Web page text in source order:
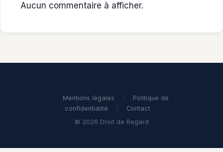
Aucun commentaire à afficher.
Mentions légales
Politique de
confidentialité
Contact
© 2026 Droit de Regard